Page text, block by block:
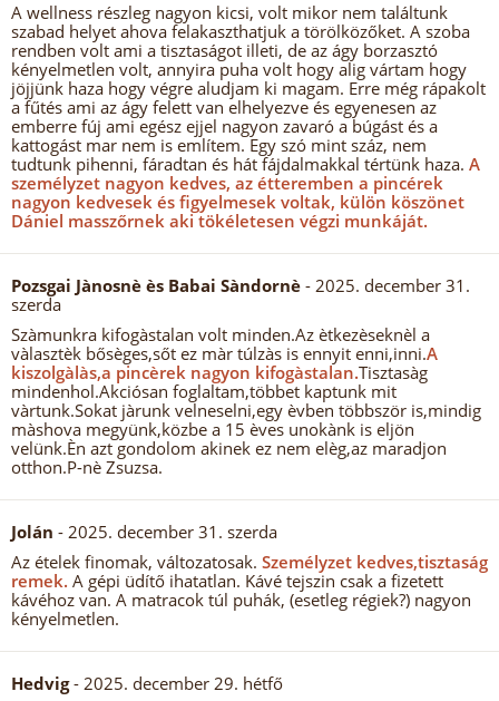
A wellness részleg nagyon kicsi, volt mikor nem találtunk
szabad helyet ahova felakaszthatjuk a törölközőket. A szoba
rendben volt ami a tisztaságot illeti, de az ágy borzasztó
kényelmetlen volt, annyira puha volt hogy alig vártam hogy
jöjjünk haza hogy végre aludjam ki magam. Erre még rápakolt
a fűtés ami az ágy felett van elhelyezve és egyenesen az
emberre fúj ami egész ejjel nagyon zavaró a búgást és a
kattogást mar nem is említem. Egy szó mint száz, nem
tudtunk pihenni, fáradtan és hát fájdalmakkal tértünk haza. A
személyzet nagyon kedves, az étteremben a pincérek
nagyon kedvesek és figyelmesek voltak, külön köszönet
Dániel masszőrnek aki tökéletesen végzi munkáját.
Pozsgai Jànosnè ès Babai Sàndornè - 2025. december 31.
szerda
Szàmunkra kifogàstalan volt minden.Az ètkezèseknèl a
vàlasztèk bősèges,sőt ez màr túlzàs is ennyit enni,inni.A
kiszolgàlàs,a pincèrek nagyon kifogàstalan.Tisztasàg
mindenhol.Akciósan foglaltam,többet kaptunk mit
vàrtunk.Sokat jàrunk velneselni,egy èvben többször is,mindig
màshova megyünk,közbe a 15 èves unokànk is eljön
velünk.Èn azt gondolom akinek ez nem elèg,az maradjon
otthon.P-nè Zsuzsa.
Jolán - 2025. december 31. szerda
Az ételek finomak, változatosak. Személyzet kedves,tisztaság
remek. A gépi üdítő ihatatlan. Kávé tejszin csak a fizetett
kávéhoz van. A matracok túl puhák, (esetleg régiek?) nagyon
kényelmetlen.
Hedvig- 2025. december 29. hétfő